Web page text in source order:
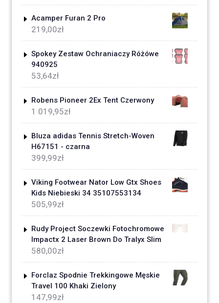
Acamper Furan 2 Pro
219,00zł
Spokey Zestaw Ochraniaczy Różówe
940925
53,64zł
Robens Pioneer 2Ex Tent Czerwony
1 019,95zł
Bluza adidas Tennis Stretch-Woven
H67151 - czarna
399,99zł
Viking Footwear Nator Low Gtx Shoes
Kids Niebieski 34 35107553134
505,99zł
Rudy Project Soczewki Fotochromowe
Impactx 2 Laser Brown Do Tralyx Slim
580,00zł
Forclaz Spodnie Trekkingowe Męskie
Travel 100 Khaki Zielony
147,99zł